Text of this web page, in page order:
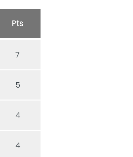
Pts
7
5
4
4